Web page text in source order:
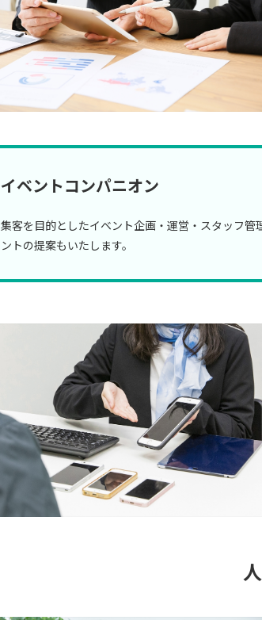
イベントコンパニオン
集客を目的としたイベント企画・運営・スタッフ
ントの提案もいたします。